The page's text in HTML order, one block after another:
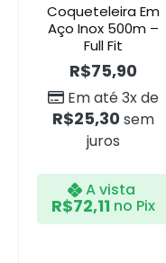
Coqueteleira Em
Aço Inox 500m –
Full Fit
R$75,90
Em até 3x de
R$25,30 sem
juros
A vista
R$72,11 no Pix